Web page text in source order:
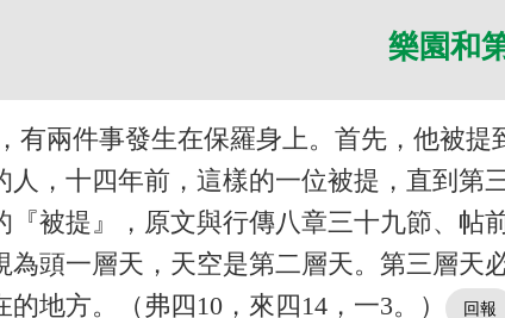
樂園和
有兩件事發生在保羅身上。首先，他被
人，十四年前，這樣的一位被提，直到
『被提』，原文與行傳八章三十九節、帖
為頭一層天，天空是第二層天。第三層天
地方。（弗四10，來四14，一3。）